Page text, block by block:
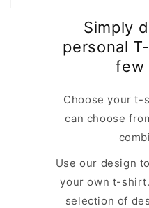
Simply
personal
few
Choose your t-
can choose
Use our design
your own t-
selection of